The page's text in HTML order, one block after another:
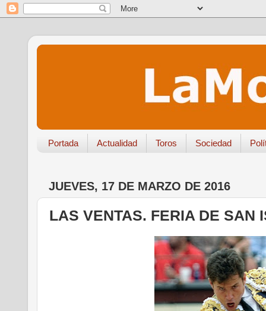
Portada Actualidad Toros Sociedad
JUEVES, 17 DE MARZO DE 2016
LAS VENTAS. FERIA DE SAN